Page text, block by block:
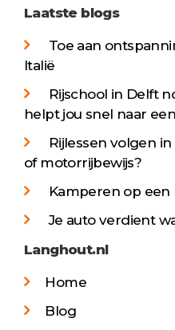
Laatste blogs
Toe aan
Italië
Rijschool in Delft
helpt jou snel naar
Rijlessen volgen
of motorrijbewijs?
Kamperen op een
Je auto verdient
Langhout.nl
Home
Blog